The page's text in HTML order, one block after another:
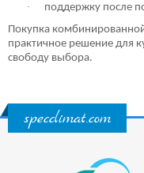
·
поддержку после
Покупка
практичное решение для
свободу выбора.
specclimat.com